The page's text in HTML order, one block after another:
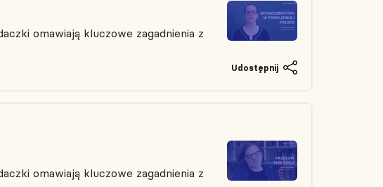
omawiają kluczowe zagadnienia z
Udostępnij
omawiają kluczowe zagadnienia z